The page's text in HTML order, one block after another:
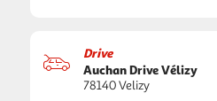
Drive
Auchan Drive Vélizy
78140 Velizy